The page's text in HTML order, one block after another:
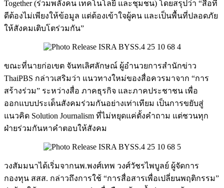
Together (ร่วมพลังคน เทคโนโลยี และชุมชน) โดยสรุปว่า “สื่อที่
ดีต้องไม่เพียงให้ข้อมูล แต่ต้องเข้าใจผู้คน และเป็นพื้นที่ปลอดภัย
ให้สังคมเติบโตร่วมกัน”
ขณะที่นายก่อเขต จันทเลิศลักษณ์ ผู้อำนวยการสำนักข่าว
ThaiPBS กล่าวเสริมว่า แนวทางใหม่ของสื่อควรมาจาก “การ
สร้างร่วม” ระหว่างสื่อ ภาคธุรกิจ และภาคประชาชน เพื่อ
ออกแบบประเด็นสังคมร่วมกันอย่างเท่าเทียม เป็นการขยับสู่
แนวคิด Solution Journalism ที่ไม่หยุดแค่ตั้งคำถาม แต่ชวนทุก
ฝ่ายร่วมกันหาคำตอบให้สังคม
วงสัมมนาได้เริ่มจากนพ.พงศ์เทพ วงศ์วัชรไพบูลย์ ผู้จัดการ
กองทุน สสส. กล่าวถึงการใช้ “การสื่อสารเพื่อเปลี่ยนพฤติกรรม”